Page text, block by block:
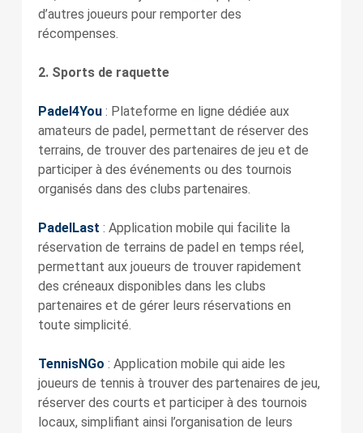
d’autres joueurs pour remporter des
récompenses.
2. Sports de raquette
Padel4You: Plateforme en ligne dédiée aux
amateurs de padel, permettant de réserver des
terrains, de trouver des partenaires de jeu et de
participer à des événements ou des tournois
organisés dans des clubs partenaires.
PadelLast : Application mobile qui facilite la
réservation de terrains de padel en temps réel,
permettant aux joueurs de trouver rapidement
des créneaux disponibles dans les clubs
partenaires et de gérer leurs réservations en
toute simplicité.
TennisNGo : Application mobile qui aide les
joueurs de tennis à trouver des partenaires de jeu,
réserver des courts et participer à des tournois
locaux, simplifiant ainsi l’organisation de leurs